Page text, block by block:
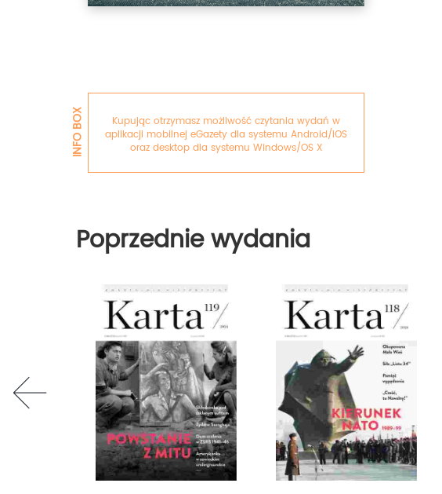
INFO BOX
Kupując otrzymasz możliwość czytania wydań w
aplikacji mobilnej eGazety dla systemu Android/iOS
oraz desktop dla systemu Windows/OS X
Poprzednie wydania
prev